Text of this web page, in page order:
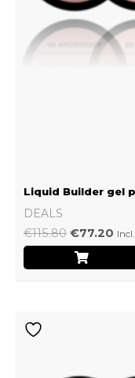
Liquid Builder gel
DEALS
€115.80 €77.20